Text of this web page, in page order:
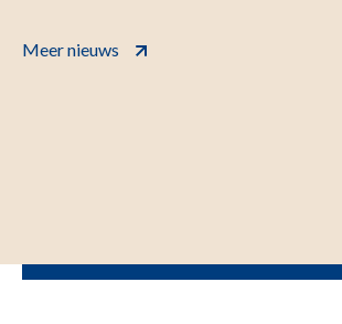
Meer nieuws